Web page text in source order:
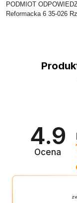
PODMIOT
Reformacka 6 35-026
4.9
Ocena